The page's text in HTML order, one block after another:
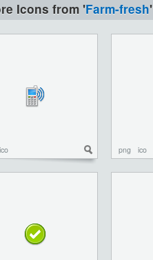
Icons from 'Farm-fresh'
ico png ico